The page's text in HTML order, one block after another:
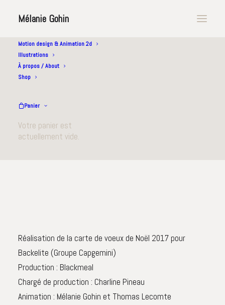
Mélanie Gohin
Motion design & Animation 2d
Illustrations
À propos / About
Shop
Panier
Votre panier est
actuellement vide.
Backelite | Projet Blackmeal
Réalisation de la carte de voeux de Noël 2017 pour
Backelite (Groupe Capgemini)
Production : Blackmeal
Chargé de production : Charline Pineau
Animation : Mélanie Gohin et Thomas Lecomte